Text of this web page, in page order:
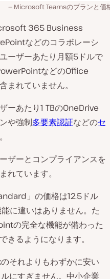
Microsoft Teamsのプランと価
365 Business
などのコラボレーシ
ーザーあたり月額5ドルで
などのOffice
れていません。
ーあたり1 TBのOneDrive
や強制多要素認証などのセ
ザーとコンプライアンスを
れています。
」の価格は12.5ドル
に違いはありません。た
の完全な機能が備わった
きるようになります。
それよりもわずかに安い
にすぎません。中小企業